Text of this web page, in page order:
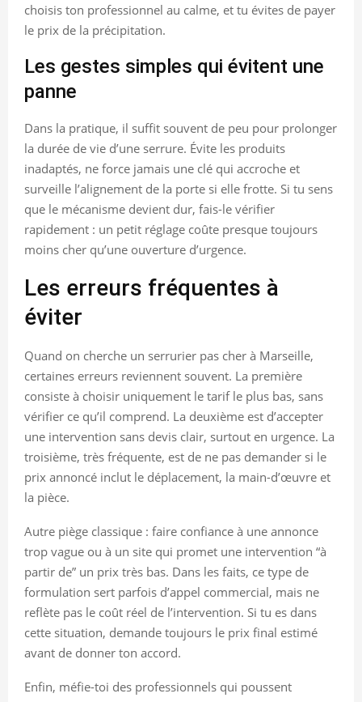
choisis ton professionnel au calme, et tu évites de payer
le prix de la précipitation.
Les gestes simples qui évitent une
panne
Dans la pratique, il suffit souvent de peu pour prolonger
la durée de vie d’une serrure. Évite les produits
inadaptés, ne force jamais une clé qui accroche et
surveille l’alignement de la porte si elle frotte. Si tu sens
que le mécanisme devient dur, fais-le vérifier
rapidement : un petit réglage coûte presque toujours
moins cher qu’une ouverture d’urgence.
Les erreurs fréquentes à
éviter
Quand on cherche un serrurier pas cher à Marseille,
certaines erreurs reviennent souvent. La première
consiste à choisir uniquement le tarif le plus bas, sans
vérifier ce qu’il comprend. La deuxième est d’accepter
une intervention sans devis clair, surtout en urgence. La
troisième, très fréquente, est de ne pas demander si le
prix annoncé inclut le déplacement, la main-d’œuvre et
la pièce.
Autre piège classique : faire confiance à une annonce
trop vague ou à un site qui promet une intervention “à
partir de” un prix très bas. Dans les faits, ce type de
formulation sert parfois d’appel commercial, mais ne
reflète pas le coût réel de l’intervention. Si tu es dans
cette situation, demande toujours le prix final estimé
avant de donner ton accord.
Enfin, méfie-toi des professionnels qui poussent